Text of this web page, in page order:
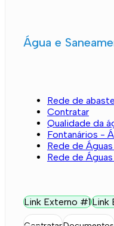
Água e
Rede de
Contratar
Qualidade da
Fontanários -
Rede de
Rede de
Link Externo #1Link